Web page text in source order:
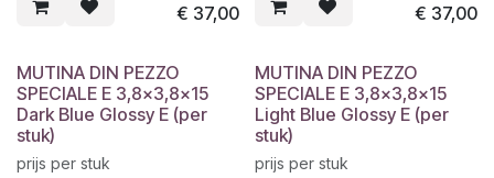
€ 37,00 € 37,00
MUTINA DIN PEZZO
SPECIALE E 3,8x3,8x15
Dark Blue Glossy E (per
stuk)
prijs per stuk
MUTINA DIN PEZZO
SPECIALE E 3,8x3,8x15
Light Blue Glossy E (per
stuk)
prijs per stuk